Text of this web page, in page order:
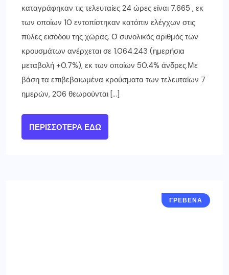
καταγράφηκαν τις τελευταίες 24 ώρες είναι 7.665 , εκ
των οποίων 10 εντοπίστηκαν κατόπιν ελέγχων στις
πύλες εισόδου της χώρας. Ο συνολικός αριθμός των
κρουσμάτων ανέρχεται σε 1.064.243 (ημερήσια
μεταβολή +0.7%), εκ των οποίων 50.4% άνδρες.Με
βάση τα επιβεβαιωμένα κρούσματα των τελευταίων 7
ημερών, 206 θεωρούνται […]
ΠΕΡΙΣΣΌΤΕΡΑ ΕΔΏ
ΓΡΕΒΕΝΑ